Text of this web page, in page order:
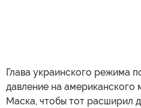
Глава украинского режима
давление на
Маска, чтобы тот расширил